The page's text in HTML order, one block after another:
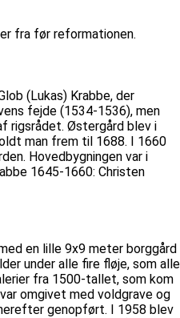
fra før reformationen.
(Lukas) Krabbe, der
fejde (1534-1536), men
rigsrådet. Østergård blev i
man frem til 1688. I 1660
Hovedbygningen var i
1645-1660: Christen
en lille 9x9 meter borggård
under alle fire fløje, som alle
fra 1500-tallet, som kom
omgivet med voldgrave og
genopført. I 1958 blev